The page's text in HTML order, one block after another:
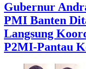
Gubernur
PMI Banten
Langsung
P2MI-Pantau